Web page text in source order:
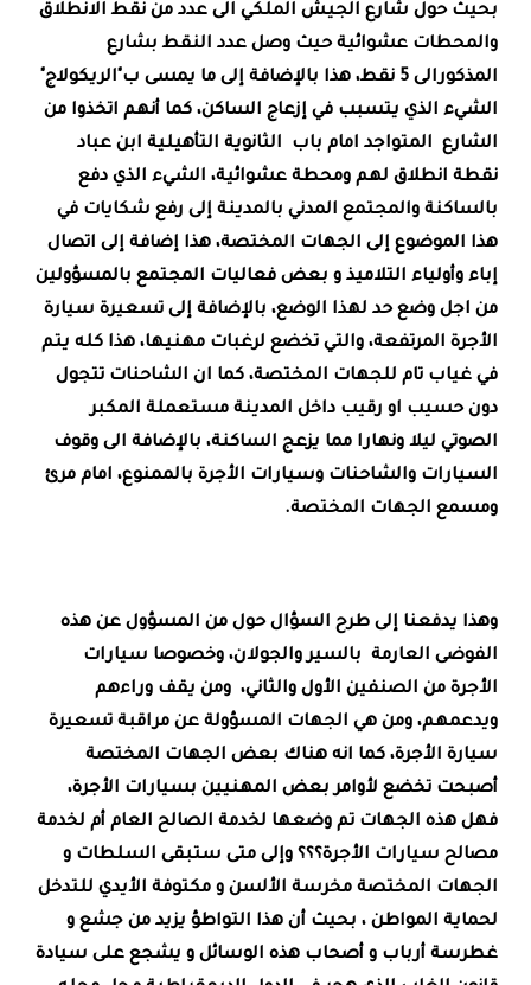
بحيث حول شارع الجيش الملكي الى عدد من نقط الانطلاق
والمحطات عشوائية حيث وصل عدد النقط بشارع
المذكورالى 5 نقط، هذا بالإضافة إلى ما يمسى ب"الريكولاج"
الشيء الذي يتسبب في إزعاج الساكن، كما أنهم اتخذوا من
الشارع المتواجد امام باب الثانوية التأهيلية ابن عباد
نقطة انطلاق لهم ومحطة عشوائية، الشيء الذي دفع
بالساكنة والمجتمع المدني بالمدينة إلى رفع شكايات في
هذا الموضوع إلى الجهات المختصة، هذا إضافة إلى اتصال
إباء وأولياء التلاميذ و بعض فعاليات المجتمع بالمسؤولين
من اجل وضع حد لهذا الوضع، بالإضافة إلى تسعيرة سيارة
الأجرة المرتفعة، والتي تخضع لرغبات مهنيها، هذا كله يتم
في غياب تام للجهات المختصة، كما ان الشاحنات تتجول
دون حسيب او رقيب داخل المدينة مستعملة المكبر
الصوتي ليلا ونهارا مما يزعج الساكنة، بالإضافة الى وقوف
السيارات والشاحنات وسيارات الأجرة بالممنوع، امام مرئ
ومسمع الجهات المختصة.
وهذا يدفعنا إلى طرح السؤال حول من المسؤول عن هذه
الفوضى العارمة بالسير والجولان، وخصوصا سيارات
الأجرة من الصنفين الأول والثاني، ومن يقف وراءهم
ويدعمهم، ومن هي الجهات المسؤولة عن مراقبة تسعيرة
سيارة الأجرة، كما انه هناك بعض الجهات المختصة
أصبحت تخضع لأوامر بعض المهنيين بسيارات الأجرة،
فهل هذه الجهات تم وضعها لخدمة الصالح العام أم لخدمة
مصالح سيارات الأجرة؟؟؟ وإلى متى ستبقى السلطات و
الجهات المختصة مخرسة الألسن و مكتوفة الأيدي للتدخل
لحماية المواطن ، بحيث أن هذا التواطؤ يزيد من جشع و
غطرسة أرباب و أصحاب هذه الوسائل و يشجع على سيادة